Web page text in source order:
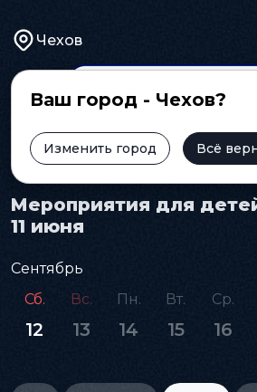
Чехов
Ваш город - Чехов?
Изменить город Всё
Главная Афиша Детям
Мероприятия для
11 июня
Сентябрь
Сб.
12
Вс.
13
Пн.
14
Вт.
15
Ср.
16